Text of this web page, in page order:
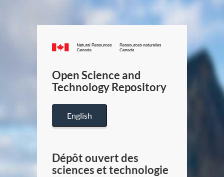
Canada.ca
/
Canada
Open Science and
Technology Repository
English
Dépôt ouvert des
sciences et technologie